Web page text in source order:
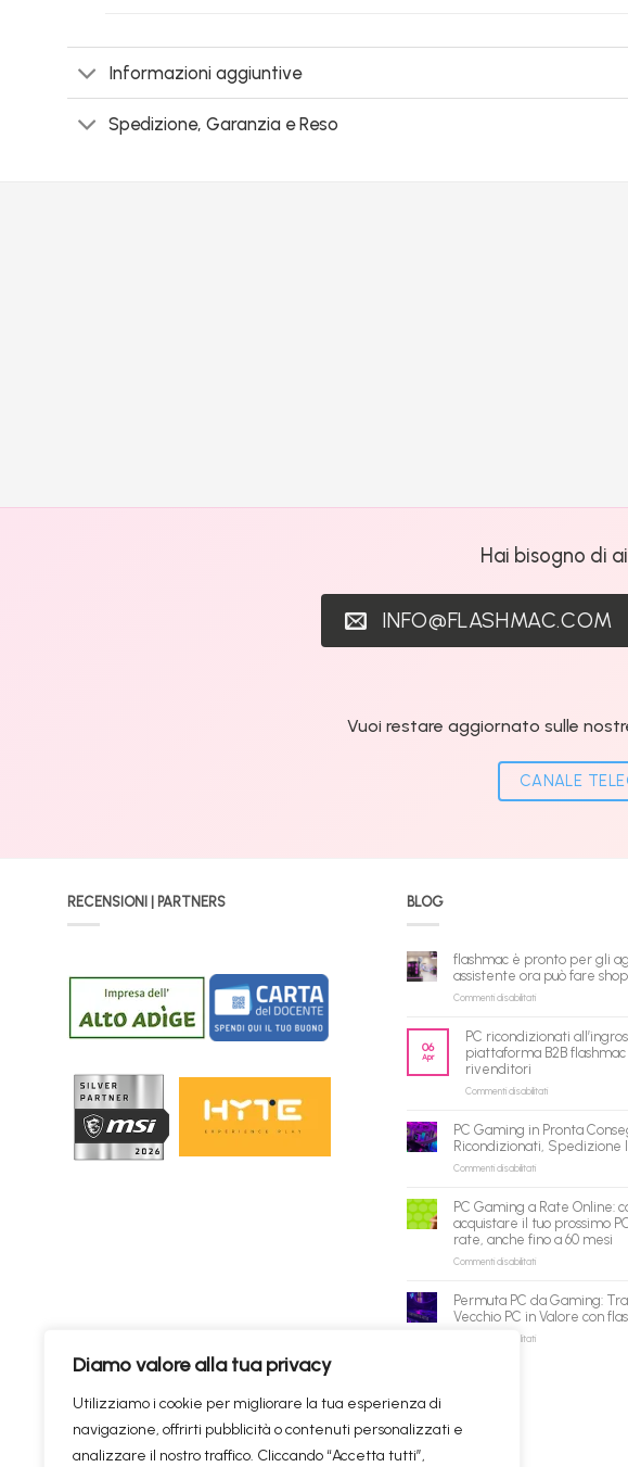
Diamo valore alla tua privacy
Utilizziamo i cookie per migliorare la tua esperienza di
navigazione, offrirti pubblicità o contenuti personalizzati e
analizzare il nostro traffico. Cliccando “Accetta tutti”,
Informazioni aggiuntive
Spedizione, Garanzia e Reso
Hai bisogno di
INFO@FLASHMAC.COM
Vuoi restare aggiornato sulle
CANALE
RECENSIONI | PARTNERS BLOG
flashmac è pronto per gli
assistente ora può fare
Commenti disabilitatisu
pronto
per
agenti
tuo
assistente
shopping
qui
06
Apr
PC ricondizionati
piattaforma B2B
rivenditori
Commenti disabilitatisu
all’ingrosso:
la
flashmac
per
rivenditori
PC Gaming in Pronta
Ricondizionati, Spedizione
Commenti disabilitatisu
in
Pronta
Consegna
–
Ricondizionati,
Spedizione
PC Gaming a Rate Online:
acquistare il tuo prossimo
rate, anche fino a 60 mesi
Commenti disabilitatisu
a
Rate
Online:
Permuta PC da Gaming:
Vecchio PC in Valore con
Commenti disabilitatisu
RICERCHE DI TENDENZA ✦ Prodotti consigliati